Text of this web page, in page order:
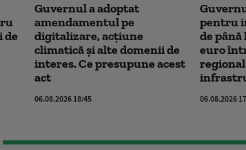
de
Guvernul a adoptat
amendamentul pe
digitalizare, acțiune
climatică şi alte domenii de
interes. Ce presupune acest
act
06.08.2026 18:45
pentru
de până
euro
06.08.2026